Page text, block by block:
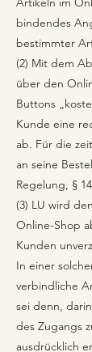
bindendes
bestimmter
(2) Mit dem
über den
Buttons
Kunde eine
ab. Für die
an seine
Regelung, §
(3) LU wird
Online-Shop
Kunden
In einer
verbindliche
sei denn,
des Zugangs
ausdrücklich